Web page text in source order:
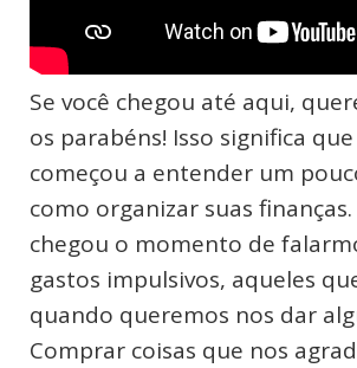
Se você chegou até aqui,
os parabéns! Isso significa
começou a entender um
como organizar suas
chegou o momento de
gastos impulsivos, aqueles
quando queremos nos dar
Comprar coisas que nos